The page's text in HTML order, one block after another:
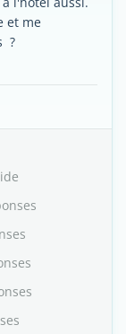
et me
?